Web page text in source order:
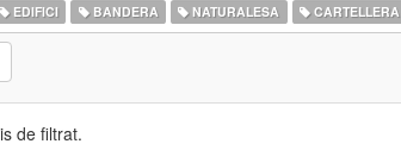
EDIFICI BANDERA NATURALESA CARTELLERA
de filtrat.